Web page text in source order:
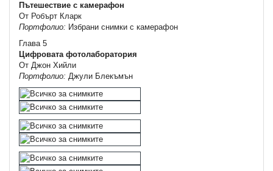
Пътешествие с камерафон
От Робърт Кларк
Портфолио: Избрани снимки с камерафон
Глава 5
Цифровата фотолаборатория
От Джон Хийли
Портфолио: Джули Блекъмън